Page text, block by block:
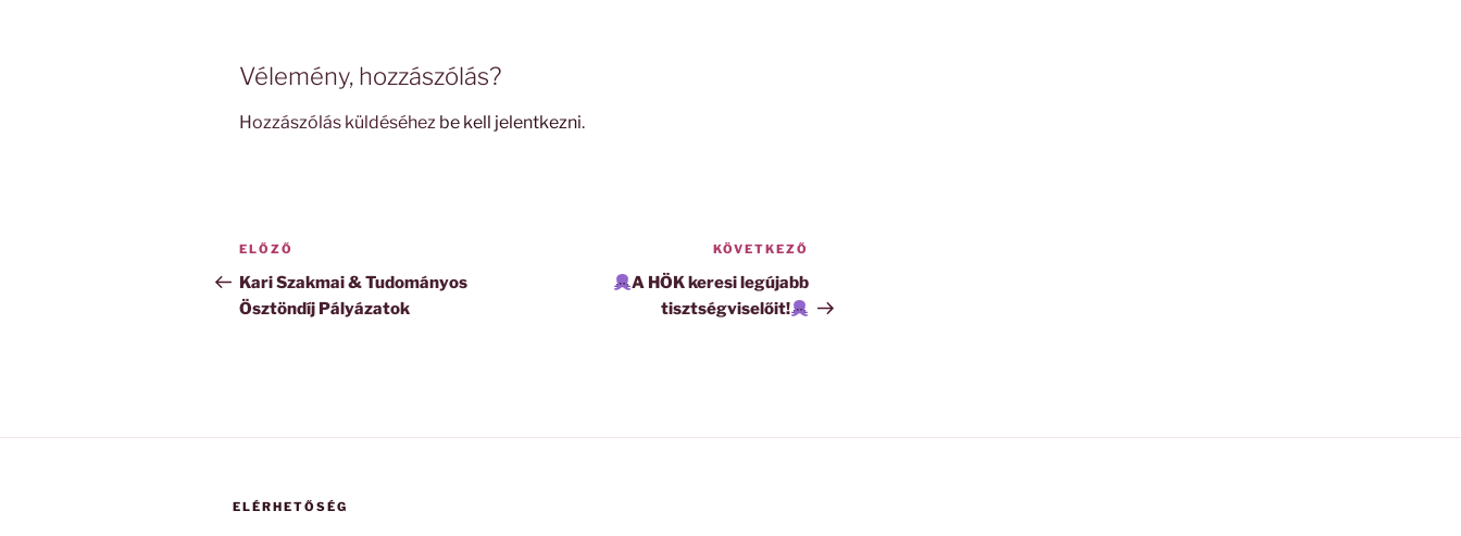
Vélemény, hozzászólás?
Hozzászólás küldéséhez be kell jelentkezni.
Bejegyzés
navigáció
Korábbi
bejegyzés
ELŐZŐ
Kari Szakmai & Tudományos
Ösztöndíj Pályázatok
bejegyzés
KÖVETKEZŐ
A HÖK keresi legújabb
tisztségviselőit!
ELÉRHETŐSÉG